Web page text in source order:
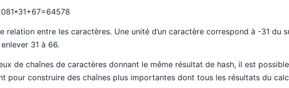
relation entre les caractères. Une unité d’un caractère correspond à -31 du
31 à 66.
de chaînes de caractères donnant le même résultat de hash, il est
pour construire des chaînes plus importantes dont tous les résultats du